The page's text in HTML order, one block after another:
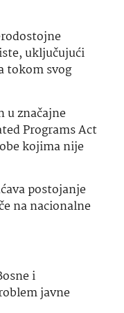
uključujući
tokom svog
u značajne
Programs Act
kojima nije
postojanje
na nacionalne
i
javne